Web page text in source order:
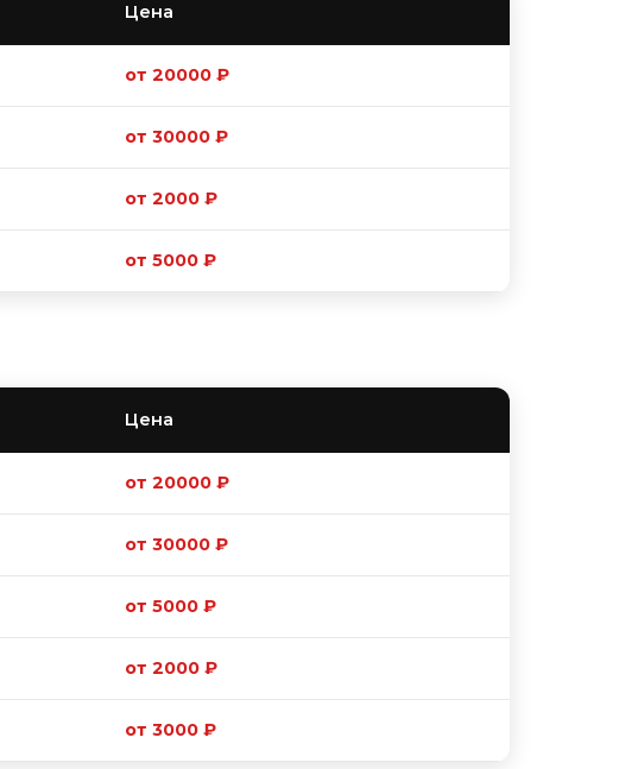
Цена
от 20000 ₽
от 30000 ₽
от 2000 ₽
от 5000 ₽
Цена
от 20000 ₽
от 30000 ₽
от 5000 ₽
от 2000 ₽
от 3000 ₽